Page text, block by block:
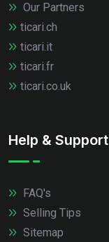
Our Partners
ticari.ch
ticari.it
ticari.fr
ticari.co.uk
Help & Support
FAQ's
Selling Tips
Sitemap